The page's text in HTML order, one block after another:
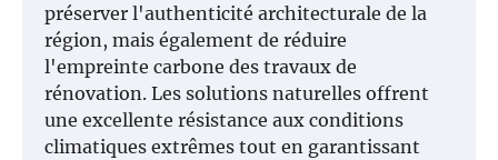
préserver l'authenticité architecturale de la
région, mais également de réduire
l'empreinte carbone des travaux de
rénovation. Les solutions naturelles offrent
une excellente résistance aux conditions
climatiques extrêmes tout en garantissant